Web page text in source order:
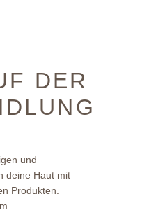
DER
und
deine Haut mit
Produkten.